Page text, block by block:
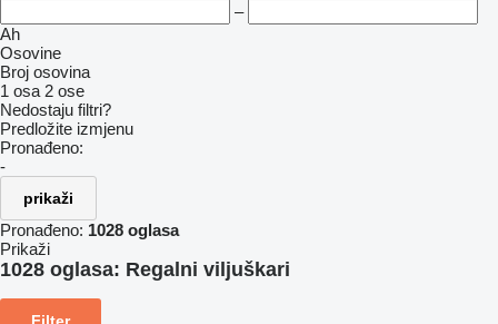
–
Ah
Osovine
Broj osovina
1 osa 2 ose
Nedostaju filtri?
Predložite izmjenu
Pronađeno:
-
prikaži
Pronađeno: 1028 oglasa
Prikaži
1028 oglasa: Regalni viljuškari